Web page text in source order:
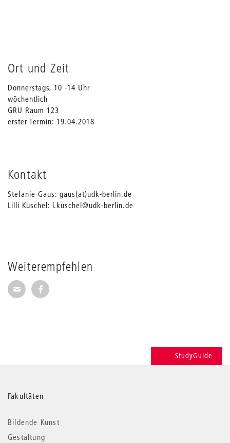
Weiterempfehlen
Seite per E-Mail weiterempfehlen
Seite auf Facebook weiterempfehlen
Ort und Zeit
Donnerstags, 10 -14 Uhr
wöchentlich
GRU Raum 123
erster Termin: 19.04.2018
Kontakt
Stefanie Gaus: gaus(at)udk-berlin.de
Lilli Kuschel: l.kuschel@udk-berlin.de
StudyGuide
Weitere
Informationen
Fakultäten
Bildende Kunst
Gestaltung